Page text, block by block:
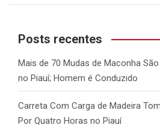
a
c
Posts recentes
Mais de 70 Mudas de Maconha
no Piauí; Homem é Conduzido
Carreta Com Carga de Madeira
Por Quatro Horas no Piauí